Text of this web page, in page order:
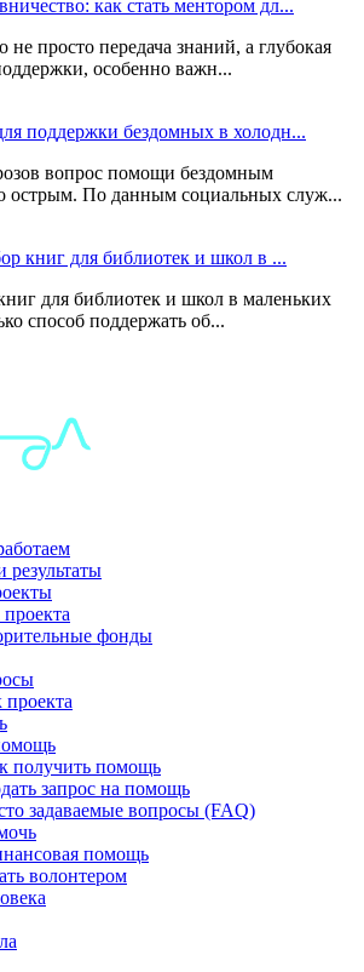
как стать ментором дл...
не просто передача знаний, а глубокая
особенно важн...
поддержки бездомных в холодн...
вопрос помощи бездомным
острым. По данным социальных служ...
книг для библиотек и школ в ...
для библиотек и школ в маленьких
способ поддержать об...
результаты
фонды
получить помощь
запрос на помощь
задаваемые вопросы (FAQ)
помощь
волонтером